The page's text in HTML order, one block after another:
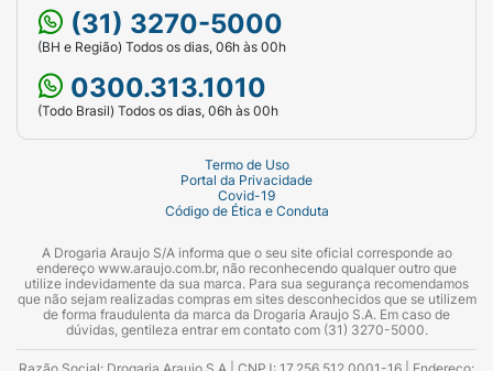
(31) 3270-5000
(BH e Região) Todos os dias, 06h às 00h
0300.313.1010
(Todo Brasil) Todos os dias, 06h às 00h
Termo de Uso
Portal da Privacidade
Covid-19
Código de Ética e Conduta
A Drogaria Araujo S/A informa que o seu site oficial corresponde ao
endereço www.araujo.com.br, não reconhecendo qualquer outro que
utilize indevidamente da sua marca. Para sua segurança recomendamos
que não sejam realizadas compras em sites desconhecidos que se utilizem
de forma fraudulenta da marca da Drogaria Araujo S.A. Em caso de
dúvidas, gentileza entrar em contato com (31) 3270-5000.